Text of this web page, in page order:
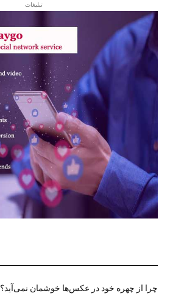
تبلیغات
چرا از چهره خود در عکس‌ها خوشمان نمی‌آید؟